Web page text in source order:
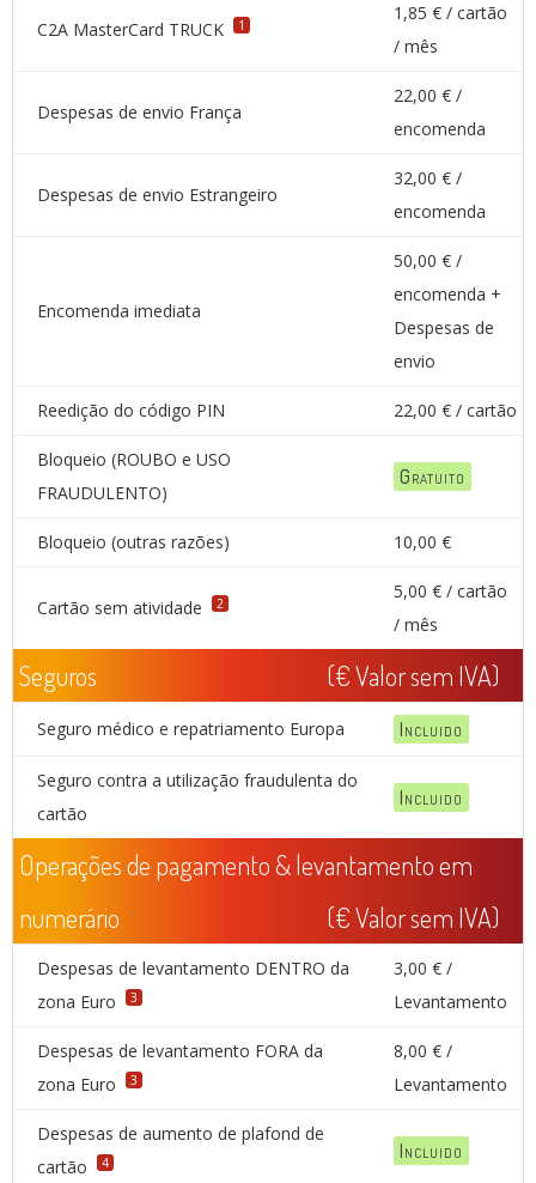
C2A MasterCard TRUCK 1
1,85 € / cartão
/ mês
Despesas de envio França
22,00 € /
encomenda
Despesas de envio Estrangeiro
32,00 € /
encomenda
Encomenda imediata
50,00 € /
encomenda +
Despesas de
envio
Reedição do código PIN 22,00 € / cartão
Bloqueio (ROUBO e USO
FRAUDULENTO)
Gratuito
Bloqueio (outras razões) 10,00 €
Cartão sem atividade 2
5,00 € / cartão
/ mês
Seguros (€ Valor sem IVA)
Seguro médico e repatriamento Europa Incluido
Seguro contra a utilização fraudulenta do
cartão
Incluido
Operações de pagamento & levantamento em
numerário
(€ Valor sem IVA)
Despesas de levantamento DENTRO da
zona Euro
3
3,00 € /
Levantamento
Despesas de levantamento FORA da
zona Euro
3
8,00 € /
Levantamento
Despesas de aumento de plafond de
cartão
4 Incluido